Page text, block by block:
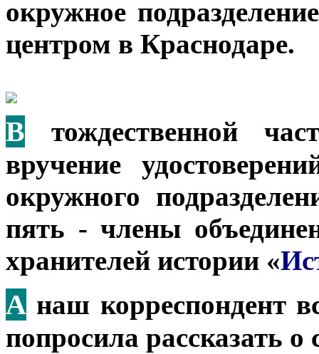
окружное
центром в Краснодаре.
В тождественной
вручение
окружного
пять - члены
хранителей истории «
А наш корреспондент
попросила рассказать о